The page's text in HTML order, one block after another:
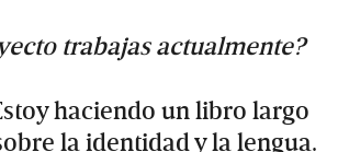
trabajas actualmente?
haciendo un libro largo
la identidad y la lengua.